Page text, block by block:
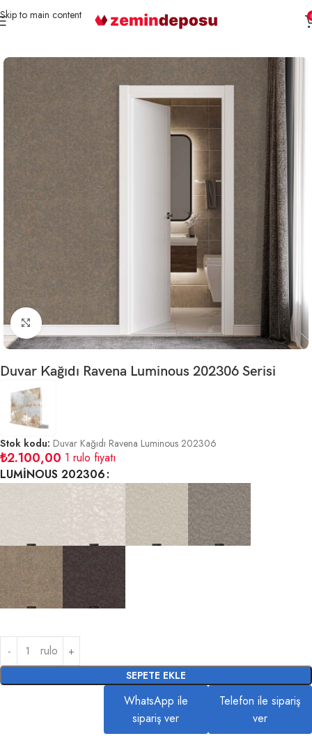
Skip to main content
Büyütmek için tıklayın
Duvar Kağıdı Ravena Luminous 202306 Serisi
Stok kodu: Duvar Kağıdı Ravena Luminous 202306
₺2.100,00 1 rulo fiyatı
LUMİNOUS 202306
rulo
SEPETE EKLE
WhatsApp ile
sipariş ver
Telefon ile sipariş
ver